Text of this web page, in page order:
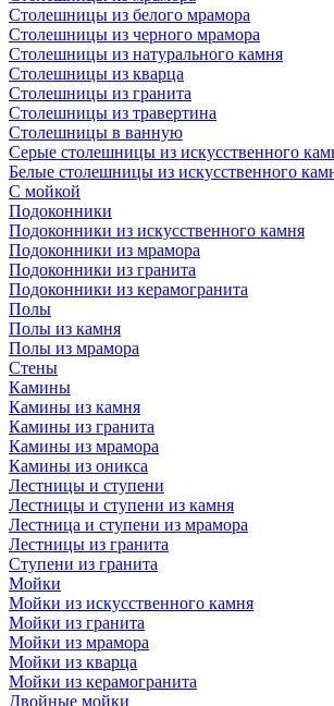
Столешницы из белого мрамора
Столешницы из черного мрамора
Столешницы из натурального камня
Столешницы из кварца
Столешницы из гранита
Столешницы из травертина
Столешницы в ванную
Серые столешницы из искусственного
Белые столешницы из искусственного
С мойкой
Подоконники
Подоконники из искусственного камня
Подоконники из мрамора
Подоконники из гранита
Подоконники из керамогранита
Полы
Полы из камня
Полы из мрамора
Стены
Камины
Камины из камня
Камины из гранита
Камины из мрамора
Камины из оникса
Лестницы и ступени
Лестницы и ступени из камня
Лестница и ступени из мрамора
Лестницы из гранита
Ступени из гранита
Мойки
Мойки из искусственного камня
Мойки из гранита
Мойки из мрамора
Мойки из кварца
Мойки из керамогранита
Двойные мойки